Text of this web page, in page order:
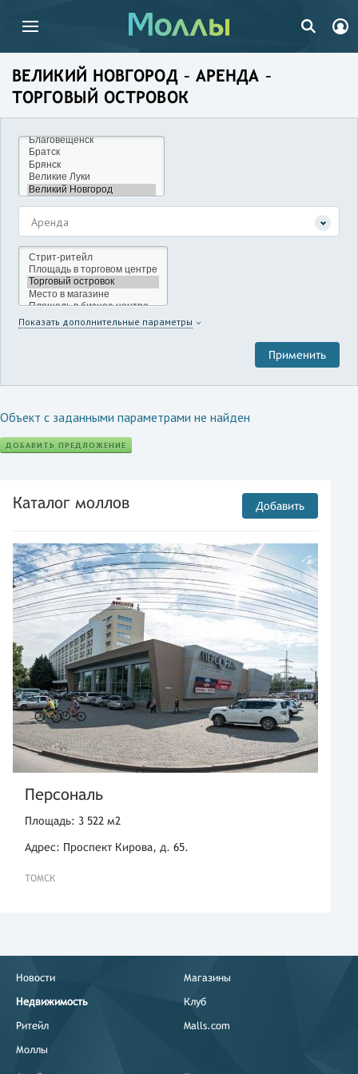
ВЕЛИКИЙ НОВГОРОД – АРЕНДА –
ТОРГОВЫЙ ОСТРОВОК
Аренда
Показать дополнительные параметры
Объект с заданными параметрами не найден
ДОБАВИТЬ ПРЕДЛОЖЕНИЕ
Каталог моллов Добавить
Персональ
Площадь: 3 522 м2
Адрес: Проспект Кирова, д. 65.
ТОМСК
Новости
Недвижимость
Ритейл
Моллы
Магазины
Клуб
Malls.com